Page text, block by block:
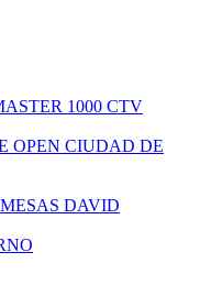
1000 CTV
OPEN CIUDAD DE
DAVID